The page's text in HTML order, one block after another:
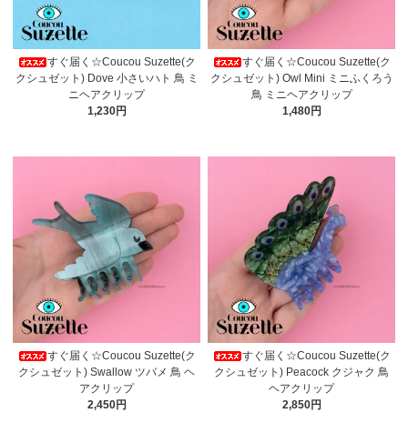
すぐ届く☆Coucou Suzette(ク
クシュゼット) Dove 小さいハト 鳥 ミ
ニヘアクリップ
1,230円
すぐ届く☆Coucou Suzette(ク
クシュゼット) Owl Mini ミニふくろう
鳥 ミニヘアクリップ
1,480円
すぐ届く☆Coucou Suzette(ク
クシュゼット) Swallow ツバメ 鳥 ヘ
アクリップ
2,450円
すぐ届く☆Coucou Suzette(ク
クシュゼット) Peacock クジャク 鳥
ヘアクリップ
2,850円